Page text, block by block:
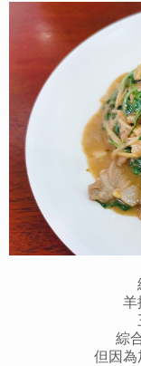
羊
綜
但因為